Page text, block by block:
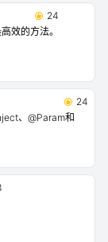
24
效的方法。
24
、@Param和